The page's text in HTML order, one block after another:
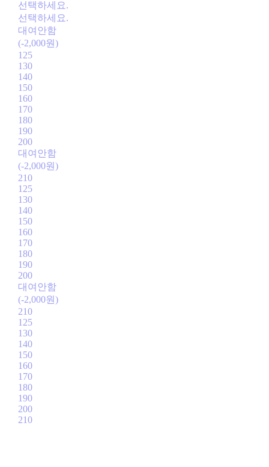
선택하세요.
선택하세요.
대여안함
(-2,000원)
125
130
140
150
160
170
180
190
200
대여안함
(-2,000원)
210
125
130
140
150
160
170
180
190
200
대여안함
(-2,000원)
210
125
130
140
150
160
170
180
190
200
210